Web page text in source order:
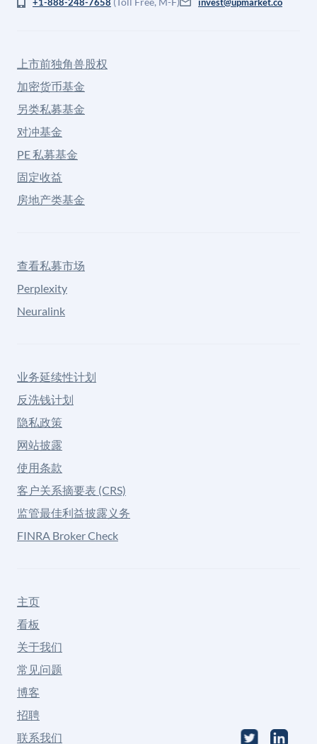
上市前独角兽股权
加密货币基金
另类私募基金
对冲基金
PE 私募基金
固定收益
房地产类基金
查看私募市场
Perplexity
Neuralink
业务延续性计划
反洗钱计划
隐私政策
网站披露
使用条款
客户关系摘要表 (CRS)
监管最佳利益披露义务
FINRA Broker Check
主页
看板
关于我们
常见问题
博客
招聘
联系我们